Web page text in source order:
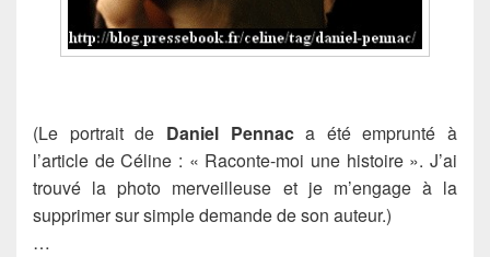
(Le portrait de Daniel Pennaca été emprunté à
l’article de Céline : « Raconte-moi une histoire ». J’ai
trouvé la photo merveilleuse et je m’engage à la
supprimer sur simple demande de son auteur.)
…